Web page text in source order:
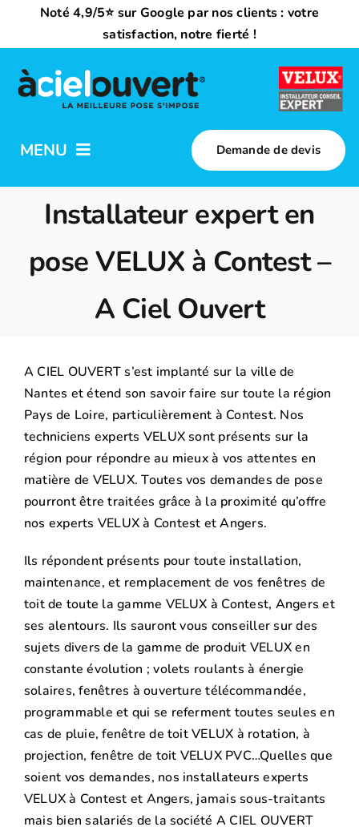
contenu
Noté 4,9/5⭐ sur Google par nos clients : votre
satisfaction, notre fierté !
MENU
Qui sommes-nous ?
Trouvez votre installateur
Demande de devis
Installateur expert en
pose VELUX à Contest –
A Ciel Ouvert
A CIEL OUVERT s’est implanté sur la ville de
Nantes et étend son savoir faire sur toute la région
Pays de Loire, particulièrement à Contest. Nos
techniciens experts VELUX sont présents sur la
région pour répondre au mieux à vos attentes en
matière de VELUX. Toutes vos demandes de pose
pourront être traitées grâce à la proximité qu’offre
nos experts VELUX à Contest et Angers.
Ils répondent présents pour toute installation,
maintenance, et remplacement de vos fenêtres de
toit de toute la gamme VELUX à Contest, Angers et
ses alentours. Ils sauront vous conseiller sur des
sujets divers de la gamme de produit VELUX en
constante évolution ; volets roulants à énergie
solaires, fenêtres à ouverture télécommandée,
programmable et qui se referment toutes seules en
cas de pluie, fenêtre de toit VELUX à rotation, à
projection, fenêtre de toit VELUX PVC…Quelles que
soient vos demandes, nos installateurs experts
VELUX à Contest et Angers, jamais sous-traitants
mais bien salariés de la société A CIEL OUVERT